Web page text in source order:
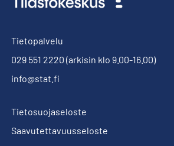
Tietopalvelu
029 551 2220 (arkisin klo 9.00-16.00)
info@stat.fi
Tietosuojaseloste
Saavutettavuusseloste